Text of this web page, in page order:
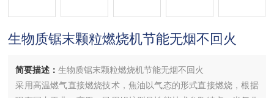
生物质锯末颗粒燃烧机节能无烟不回火
简要描述：生物质锯末颗粒燃烧机节能无烟不回火
采用高温燃气直接燃烧技术，焦油以气态的形式直接燃烧，根据